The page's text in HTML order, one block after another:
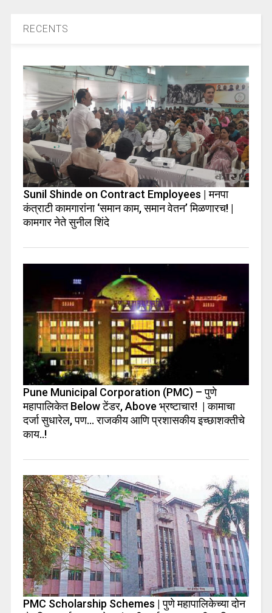
RECENTS
Sunil Shinde on Contract Employees | मनपा
कंत्राटी कामगारांना ‘समान काम, समान वेतन’ मिळणारच! |
कामगार नेते सुनील शिंदे
Pune Municipal Corporation (PMC) – पुणे
महापालिकेत Below टेंडर, Above भ्रष्टाचार! | कामाचा
दर्जा सुधारेल, पण… राजकीय आणि प्रशासकीय इच्छाशक्तीचे
काय..!
PMC Scholarship Schemes | पुणे महापालिकेच्या दोन